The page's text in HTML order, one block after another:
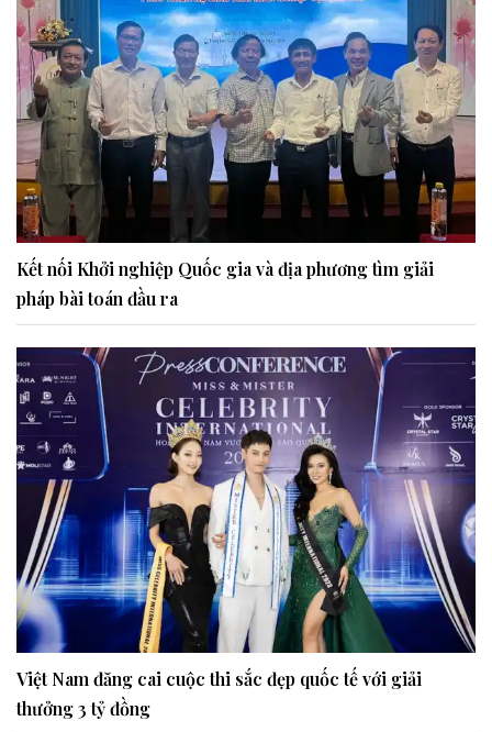
Kết nối Khởi nghiệp Quốc gia và địa phương tìm giải
pháp bài toán đầu ra
Việt Nam đăng cai cuộc thi sắc đẹp quốc tế với giải
thưởng 3 tỷ đồng